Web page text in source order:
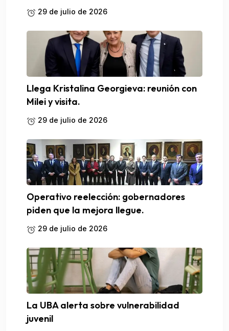
29 de julio de 2026
Llega Kristalina Georgieva: reunión con
Milei y visita.
29 de julio de 2026
Operativo reelección: gobernadores
piden que la mejora llegue.
29 de julio de 2026
La UBA alerta sobre vulnerabilidad
juvenil